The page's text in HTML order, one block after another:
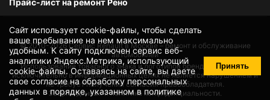
Сайт использует cookie-файлы, чтобы сделать
ваше пребывание на нем максимально
удобным. К cайту подключен сервис веб-
аналитики Яндекс.Метрика, использующий
cookie-файлы. Оставаясь на сайте, вы даете
своесогласие на обработку персональных
данных в порядке, указанном в политике
Принять
Прайс-лист на ремонт Рено
© 2010-2026Сервис Renault в Москве – ремонт и обслуживание
автомобилей
Использование товарного знака и логотипов бренда происходит
исключительно в информационных целях не является нарушением и
не требует получения согласия правообладателя.
Защита данных и политика конфиденциальности.